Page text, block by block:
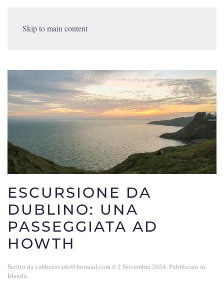
Skip to main content
ESCURSIONE DA
DUBLINO: UNA
PASSEGGIATA AD
HOWTH
Scritto davabbeiovado@hotmail.com il 2 Novembre 2024. Pubblicato in
Irlanda.